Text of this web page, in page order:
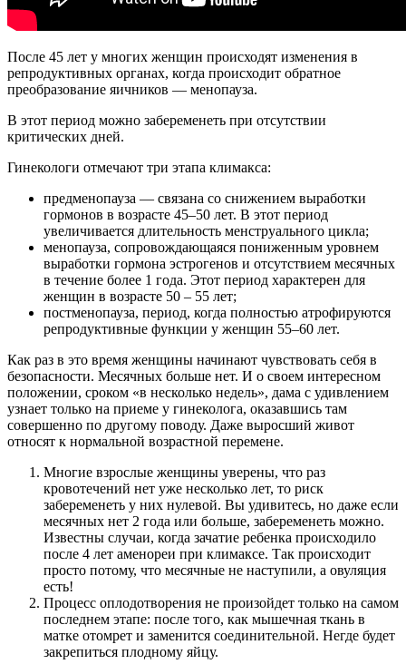
После 45 лет у многих женщин происходят изменения в
репродуктивных органах, когда происходит обратное
преобразование яичников — менопауза.
В этот период можно забеременеть при отсутствии
критических дней.
Гинекологи отмечают три этапа климакса:
предменопауза — связана со снижением выработки
гормонов в возрасте 45–50 лет. В этот период
увеличивается длительность менструального цикла;
менопауза, сопровождающаяся пониженным уровнем
выработки гормона эстрогенов и отсутствием месячных
в течение более 1 года. Этот период характерен для
женщин в возрасте 50 – 55 лет;
постменопауза, период, когда полностью атрофируются
репродуктивные функции у женщин 55–60 лет.
Как раз в это время женщины начинают чувствовать себя в
безопасности. Месячных больше нет. И о своем интересном
положении, сроком «в несколько недель», дама с удивлением
узнает только на приеме у гинеколога, оказавшись там
совершенно по другому поводу. Даже выросший живот
относят к нормальной возрастной перемене.
Многие взрослые женщины уверены, что раз
кровотечений нет уже несколько лет, то риск
забеременеть у них нулевой. Вы удивитесь, но даже если
месячных нет 2 года или больше, забеременеть можно.
Известны случаи, когда зачатие ребенка происходило
после 4 лет аменореи при климаксе. Так происходит
просто потому, что месячные не наступили, а овуляция
есть!
Процесс оплодотворения не произойдет только на самом
последнем этапе: после того, как мышечная ткань в
матке отомрет и заменится соединительной. Негде будет
закрепиться плодному яйцу.